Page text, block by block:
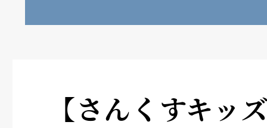
【さんくすキッ